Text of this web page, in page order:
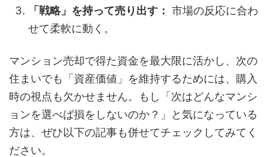
「戦略」を持って売り出す： 市場の反応に合わ
せて柔軟に動く。
マンション売却で得た資金を最大限に活かし、次の
住まいでも「資産価値」を維持するためには、購入
時の視点も欠かせません。もし「次はどんなマンシ
ョンを選べば損をしないのか？」と気になっている
方は、ぜひ以下の記事も併せてチェックしてみてく
ださい。